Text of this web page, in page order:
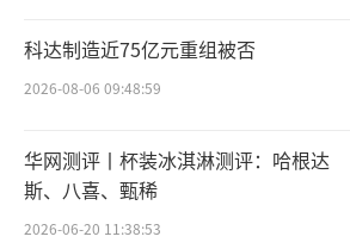
本次零食有鸣所要开的
超市业态。其在今年6月15日
折扣超市测试门店，开业后
期。而本次国庆期间189家门
也代表着零食有鸣对折扣超市
心。
科达制造近75亿元重组被否
2026-08-06 09:48:59
华网测评丨杯装冰淇淋测评：哈根达
斯、八喜、甄稀
2026-06-20 11:38:53